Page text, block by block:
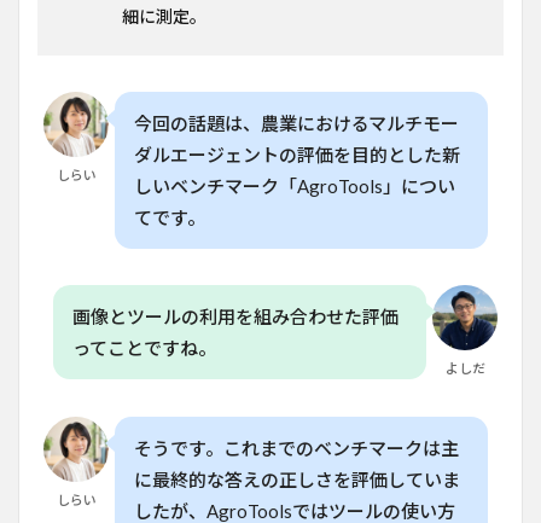
8.1
参考
細に測定。
しらい
今回の話題は、農業におけるマルチモー
ダルエージェントの評価を目的とした新
しいベンチマーク「AgroTools」につい
てです。
よしだ
画像とツールの利用を組み合わせた評価
ってことですね。
しらい
そうです。これまでのベンチマークは主
に最終的な答えの正しさを評価していま
したが、AgroToolsではツールの使い方